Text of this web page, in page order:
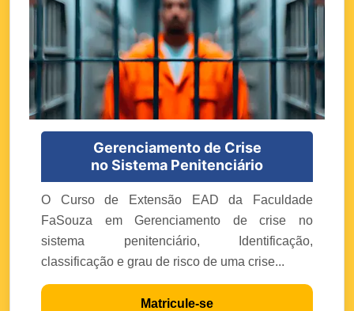
Gerenciamento de Crise
no Sistema Penitenciário
O Curso de Extensão EAD da Faculdade
FaSouza em Gerenciamento de crise no
sistema penitenciário, Identificação,
classificação e grau de risco de uma crise...
Matricule-se